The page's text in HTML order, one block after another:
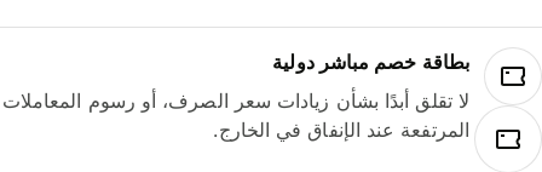
بطاقة خصم مباشر دولية
لا تقلق أبدًا بشأن زيادات سعر الصرف، أو رسوم المعاملات
المرتفعة عند الإنفاق في الخارج.